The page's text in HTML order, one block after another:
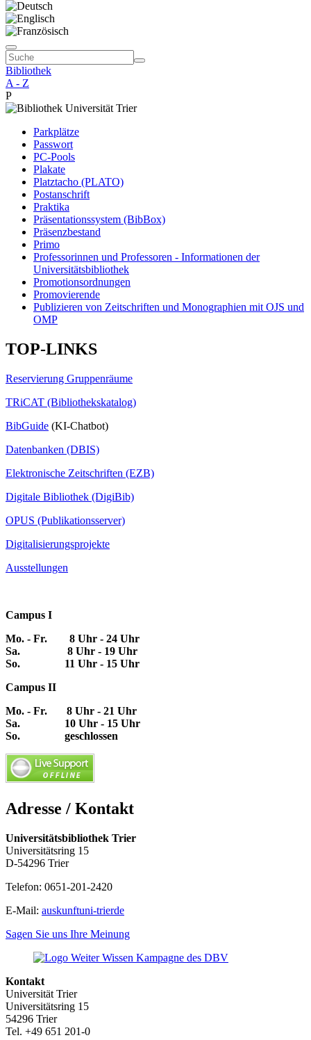
Bibliothek
A - Z
P
Parkplätze
Passwort
PC-Pools
Plakate
Platztacho (PLATO)
Postanschrift
Praktika
Präsentationssystem (BibBox)
Präsenzbestand
Primo
Professorinnen und Professoren - Informationen der
Universitätsbibliothek
Promotionsordnungen
Promovierende
Publizieren von Zeitschriften und Monographien mit OJS und
OMP
TOP-LINKS
Reservierung Gruppenräume
TRiCAT (Bibliothekskatalog)
BibGuide (KI-Chatbot)
Datenbanken (DBIS)
Elektronische Zeitschriften (EZB)
Digitale Bibliothek (DigiBib)
OPUS (Publikationsserver)
Digitalisierungsprojekte
Ausstellungen
Campus I
Mo. - Fr. 8 Uhr - 24 Uhr
Sa. 8 Uhr - 19 Uhr
So. 11 Uhr - 15 Uhr
Campus II
Mo. - Fr. 8 Uhr - 21 Uhr
Sa. 10 Uhr - 15 Uhr
So. geschlossen
Adresse / Kontakt
Universitätsbibliothek Trier
Universitätsring 15
D-54296 Trier
Telefon: 0651-201-2420
E-Mail: auskunftuni-trierde
Sagen Sie uns Ihre Meinung
Kontakt
Universität Trier
Universitätsring 15
54296 Trier
Tel. +49 651 201-0